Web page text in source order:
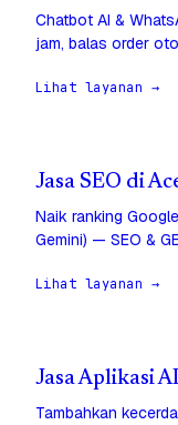
Chatbot AI &
jam, balas order
Lihat layanan →
Jasa SEO di
Naik ranking
Gemini) — SEO &
Lihat layanan →
Jasa Aplikasi
Tambahkan